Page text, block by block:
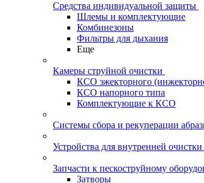
Средства индивидуальной защиты
Шлемы и комплектующие
Комбинезоны
Фильтры для дыхания
Еще
Камеры струйной очистки
КСО эжекторного
КСО напорного типа
Комплектующие к КСО
Системы сбора и рекуперации
Устройства для внутренней очистки
Запчасти к пескоструйному
Затворы